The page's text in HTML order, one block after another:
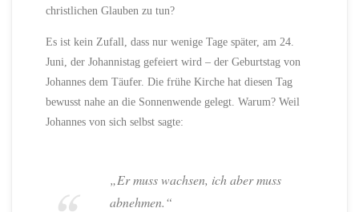
christlichen Glauben zu tun?
Es ist kein Zufall, dass nur wenige Tage später, am 24.
Juni, der Johannistag gefeiert wird – der Geburtstag von
Johannes dem Täufer. Die frühe Kirche hat diesen Tag
bewusst nahe an die Sonnenwende gelegt. Warum? Weil
Johannes von sich selbst sagte:
„Er muss wachsen, ich aber muss
abnehmen.“